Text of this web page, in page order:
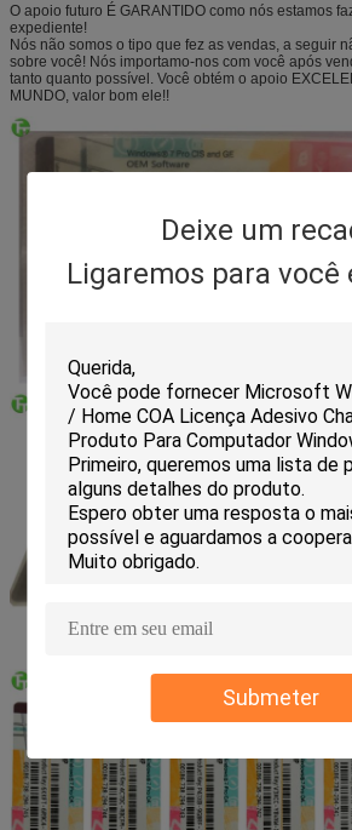
Deixe um
Ligaremos para você
Submeter
O apoio futuro É GARANTIDO como nós estamos
expediente!
Nós não somos o tipo que fez as vendas, a seguir
sobre você! Nós importamo-nos com você após
tanto quanto possível. Você obtém o apoio
MUNDO, valor bom ele!!